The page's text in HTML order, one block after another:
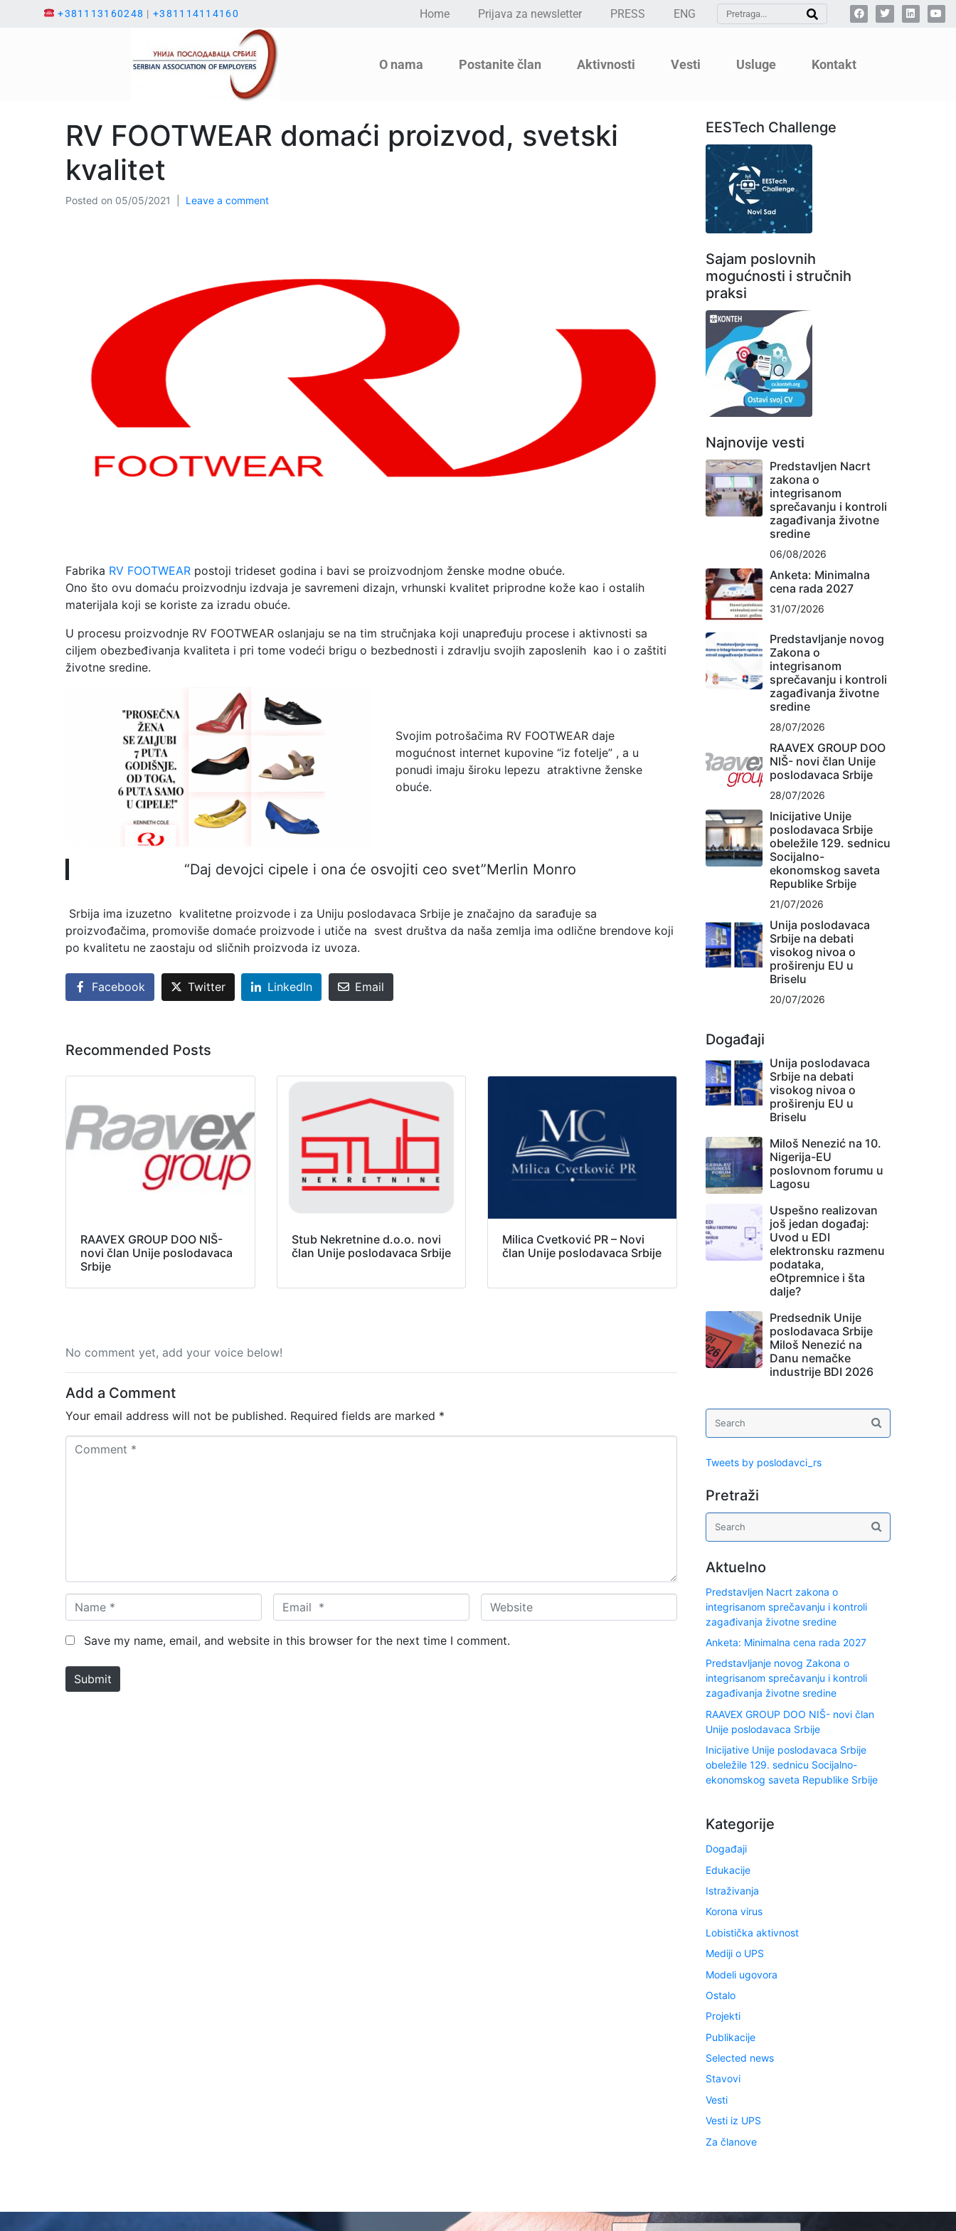
+381113160248 |+381114114160 Home Prijava za newsletter PRESS ENG
O nama Postanite član Aktivnosti Vesti Usluge Kontakt
RV FOOTWEAR domaći proizvod, svetski
kvalitet
Posted on 05/05/2021 Leave a comment
Fabrika RV FOOTWEAR postoji trideset godina i bavi se proizvodnjom ženske modne obuće.
Ono što ovu domaću proizvodnju izdvaja je savremeni dizajn, vrhunski kvalitet priprodne kože kao i ostalih
materijala koji se koriste za izradu obuće.
U procesu proizvodnje RV FOOTWEAR oslanjaju se na tim stručnjaka koji unapređuju procese i aktivnosti sa
ciljem obezbeđivanja kvaliteta i pri tome vodeći brigu o bezbednosti i zdravlju svojih zaposlenih kao i o zaštiti
životne sredine.
Svojim potrošačima RV FOOTWEAR daje
mogućnost internet kupovine “iz fotelje” , a u
ponudi imaju široku lepezu atraktivne ženske
obuće.
“Daj devojci cipele i ona će osvojiti ceo svet”Merlin Monro
Srbija ima izuzetno kvalitetne proizvode i za Uniju poslodavaca Srbije je značajno da sarađuje sa
proizvođačima, promoviše domaće proizvode i utiče na svest društva da naša zemlja ima odlične brendove koji
po kvalitetu ne zaostaju od sličnih proizvoda iz uvoza.
Facebook Twitter LinkedIn Email
Recommended Posts
RAAVEX GROUP DOO NIŠ-
novi član Unije poslodavaca
Srbije
Stub Nekretnine d.o.o. novi
član Unije poslodavaca Srbije
Milica Cvetković PR – Novi
član Unije poslodavaca Srbije
No comment yet, add your voice below!
Add a Comment
Your email address will not be published. Required fields are marked *
a
m
*
m
a
W
e
b
Save my name, email, and website in this browser for the next time I comment.
Submit
EESTech Challenge
Sajam poslovnih
mogućnosti i stručnih
praksi
Najnovije vesti
Predstavljen Nacrt
zakona o
integrisanom
sprečavanju i kontroli
zagađivanja životne
sredine
06/08/2026
Anketa: Minimalna
cena rada 2027
31/07/2026
Predstavljanje novog
Zakona o
integrisanom
sprečavanju i kontroli
zagađivanja životne
sredine
28/07/2026
RAAVEX GROUP DOO
NIŠ- novi član Unije
poslodavaca Srbije
28/07/2026
Inicijative Unije
poslodavaca Srbije
obeležile 129. sednicu
Socijalno-
ekonomskog saveta
Republike Srbije
21/07/2026
Unija poslodavaca
Srbije na debati
visokog nivoa o
proširenju EU u
Briselu
20/07/2026
Događaji
Unija poslodavaca
Srbije na debati
visokog nivoa o
proširenju EU u
Briselu
Miloš Nenezić na 10.
Nigerija-EU
poslovnom forumu u
Lagosu
Uspešno realizovan
još jedan događaj:
Uvod u EDI
elektronsku razmenu
podataka,
eOtpremnice i šta
dalje?
Predsednik Unije
poslodavaca Srbije
Miloš Nenezić na
Danu nemačke
industrije BDI 2026
Tweets by poslodavci_rs
Pretraži
Aktuelno
Predstavljen Nacrt zakona o
integrisanom sprečavanju i kontroli
zagađivanja životne sredine
Anketa: Minimalna cena rada 2027
Predstavljanje novog Zakona o
integrisanom sprečavanju i kontroli
zagađivanja životne sredine
RAAVEX GROUP DOO NIŠ- novi član
Unije poslodavaca Srbije
Inicijative Unije poslodavaca Srbije
obeležile 129. sednicu Socijalno-
ekonomskog saveta Republike Srbije
Kategorije
Događaji
Edukacije
Istraživanja
Korona virus
Lobistička aktivnost
Mediji o UPS
Modeli ugovora
Ostalo
Projekti
Publikacije
Selected news
Stavovi
Vesti
Vesti iz UPS
Za članove